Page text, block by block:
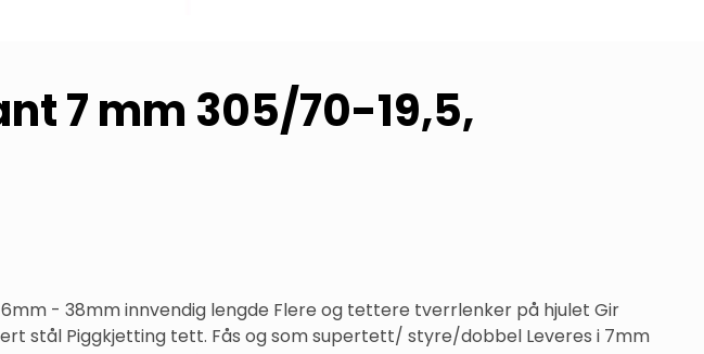
7 mm 305/70-19,5,
- 38mm innvendig lengde Flere og tettere tverrlenker på hjulet Gir
stål Piggkjetting tett. Fås og som supertett/ styre/dobbel Leveres i 7mm